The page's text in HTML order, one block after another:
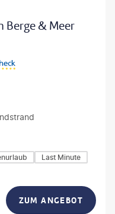
Berge & Meer
Last Minute
ZUM ANGEBOT